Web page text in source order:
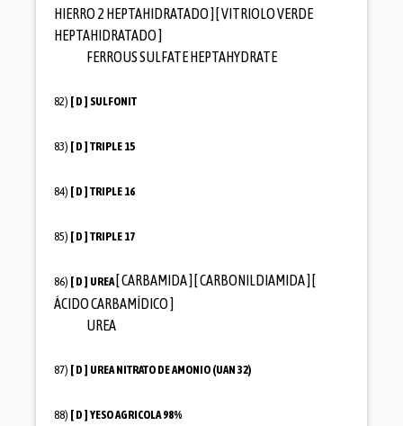
HIERRO 2 HEPTAHIDRATADO ] [ VITRIOLO VERDE
HEPTAHIDRATADO ]
FERROUS SULFATE HEPTAHYDRATE
82) [ D ] SULFONIT
83) [ D ] TRIPLE 15
84) [ D ] TRIPLE 16
85) [ D ] TRIPLE 17
86) [ D ] UREA [ CARBAMIDA ] [ CARBONILDIAMIDA ] [
ÁCIDO CARBAMÍDICO ]
UREA
87) [ D ] UREA NITRATO DE AMONIO (UAN 32)
88) [ D ] YESO AGRICOLA 98%